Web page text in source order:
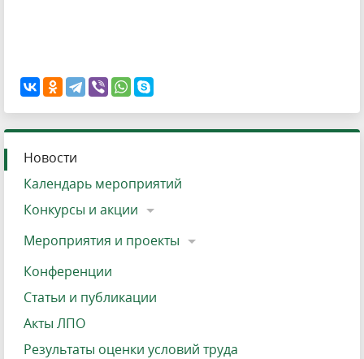
Новости
Календарь мероприятий
Конкурсы и акции
Мероприятия и проекты
Конференции
Статьи и публикации
Акты ЛПО
Результаты оценки условий труда